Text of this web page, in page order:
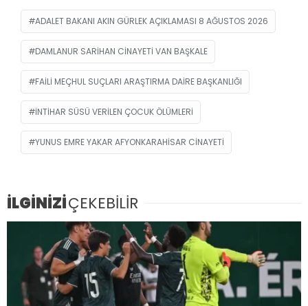
ADALET BAKANI AKIN GÜRLEK AÇIKLAMASI 8 AĞUSTOS 2026
DAMLANUR SARIHAN CINAYETI VAN BAŞKALE
FAILI MEÇHUL SUÇLARI ARAŞTIRMA DAIRE BAŞKANLIĞI
INTIHAR SÜSÜ VERILEN ÇOCUK ÖLÜMLERI
YUNUS EMRE YAKAR AFYONKARAHISAR CINAYETI
İLGİNİZİÇEKEBİLİR